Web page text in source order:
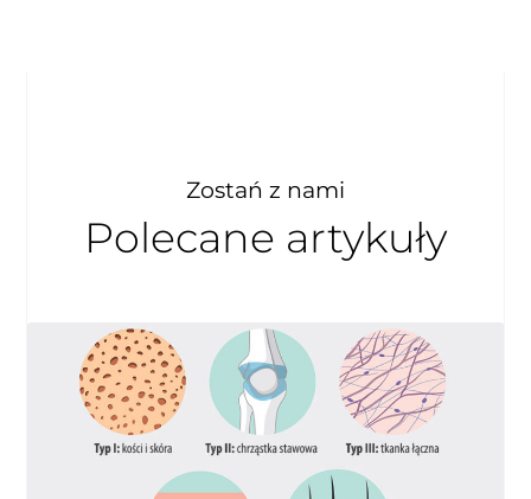
Zostań z nami
Polecane artykuły